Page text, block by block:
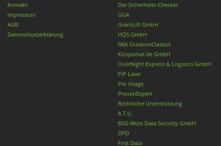
Kontakt
Impressum
AGB
Datenschutzerklärung
Der Sicherheits-Checker
GGA
GrantLift GmbH
HQS GmbH
IWA OutdoorClassics
KVoptimal.de GmbH
OverNight Express & Logistics GmbH
PiP Laser
Pro Image
ProvenExpert
Rechtliche Unterstützung
A.T.U.
BSG-Wüst Data Security GmbH
DPD
First Data